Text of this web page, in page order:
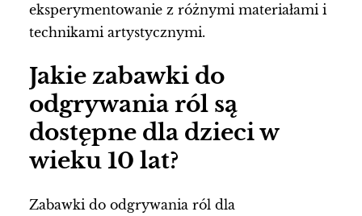
eksperymentowanie z różnymi materiałami i
technikami artystycznymi.
Jakie zabawki do
odgrywania ról są
dostępne dla dzieci w
wieku 10 lat?
Zabawki do odgrywania ról dla